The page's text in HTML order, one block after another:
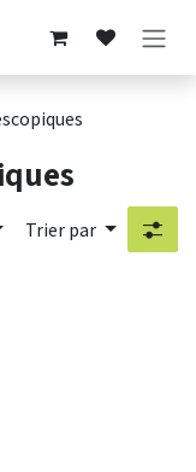
Trier par